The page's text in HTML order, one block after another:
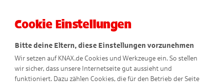
Cookie Einstellungen
Bitte deine Eltern, diese Einstellungen vorzunehmen
Wir setzen auf KNAX.de Cookies und Werkzeuge ein. So stellen
wir sicher, dass unsere Internetseite gut aussieht und
funktioniert. Dazu zählen Cookies, die für den Betrieb der Seite